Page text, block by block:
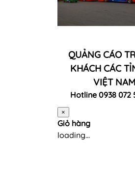
QUẢNG CÁO
KHÁCH CÁC
VIỆT
Hotline 0938 072
×
Giỏ hàng
loading...